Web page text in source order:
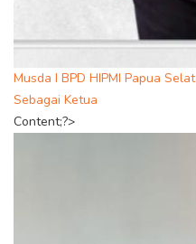
Musda I BPD HIPMI Papua
Sebagai Ketua
Content;?>